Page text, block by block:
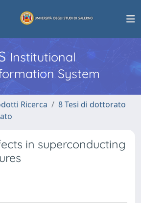
Institutional
System
Ricerca
8 Tesi di dottorato
in superconducting